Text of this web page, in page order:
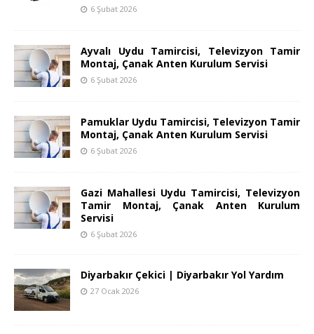
6 Şubat 2026
Ayvalı Uydu Tamircisi, Televizyon Tamir
Montaj, Çanak Anten Kurulum Servisi
6 Şubat 2026
Pamuklar Uydu Tamircisi, Televizyon Tamir
Montaj, Çanak Anten Kurulum Servisi
6 Şubat 2026
Gazi Mahallesi Uydu Tamircisi, Televizyon
Tamir Montaj, Çanak Anten Kurulum
Servisi
6 Şubat 2026
Diyarbakır Çekici | Diyarbakır Yol Yardım
27 Ocak 2026